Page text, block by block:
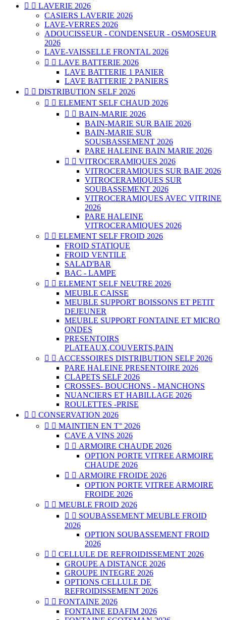
  LAVERIE 2026
CASIERS LAVERIE 2026
LAVE-VERRES 2026
ADOUCISSEUR - CONDENSEUR - OSMOSEUR
2026
LAVE-VAISSELLE FRONTAL 2026
  LAVE BATTERIE 2026
LAVE BATTERIE 1 PANIER
LAVE BATTERIE 2 PANIERS
  DISTRIBUTION SELF 2026
  ELEMENT SELF CHAUD 2026
  BAIN-MARIE 2026
BAIN-MARIE SUR BAIE 2026
BAIN-MARIE SUR
SOUSBASSEMENT 2026
PARE HALEINE BAIN MARIE 2026
  VITROCERAMIQUES 2026
VITROCERAMIQUES SUR BAIE 2026
VITROCERAMIQUES SUR
SOUBASSEMENT 2026
VITROCERAMIQUES AVEC VITRINE
2026
PARE HALEINE
VITROCERAMIQUES 2026
  ELEMENT SELF FROID 2026
FROID STATIQUE
FROID VENTILE
SALAD'BAR
BAC - LAMPE
  ELEMENT SELF NEUTRE 2026
MEUBLE CAISSE
MEUBLE SUPPORT BOISSONS ET PETIT
DEJEUNER
MEUBLE SUPPORT FONTAINE ET MICRO
ONDES
PRESENTOIRS
PLATEAUX,COUVERTS,PAIN
  ACCESSOIRES DISTRIBUTION SELF 2026
PARE HALEINE PRESENTOIRE 2026
CLAPETS SELF 2026
CROSSES- BOUCHONS - MANCHONS
NUANCIERS ET HABILLAGE 2026
ROULETTES -PRISE
  CONSERVATION 2026
  MAINTIEN EN T° 2026
CAVE A VINS 2026
  ARMOIRE CHAUDE 2026
OPTION PORTE VITREE ARMOIRE
CHAUDE 2026
  ARMOIRE FROIDE 2026
OPTION PORTE VITREE ARMOIRE
FROIDE 2026
  MEUBLE FROID 2026
  SOUBASSEMENT MEUBLE FROID
2026
OPTION SOUBASSEMENT FROID
2026
  CELLULE DE REFROIDISSEMENT 2026
GROUPE A DISTANCE 2026
GROUPE INTEGRE 2026
OPTIONS CELLULE DE
REFROIDISSEMENT 2026
  FONTAINE 2026
FONTAINE EDAFIM 2026